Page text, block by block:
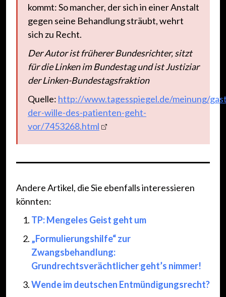
kommt: So mancher, der sich in einer Anstalt
gegen seine Behandlung sträubt, wehrt
sich zu Recht.
Der Autor ist früherer Bundesrichter, sitzt
für die Linken im Bundestag und ist Justiziar
der Linken-Bundestagsfraktion
Quelle: http://www.tagesspiegel.de/meinung/
der-wille-des-patienten-geht-
vor/7453268.html
Andere Artikel, die Sie ebenfalls interessieren
könnten:
TP: Mengeles Geist geht um
„Formulierungshilfe“ zur
Zwangsbehandlung:
Grundrechtsverächtlicher geht’s nimmer!
Wende im deutschen Entmündigungsrecht?